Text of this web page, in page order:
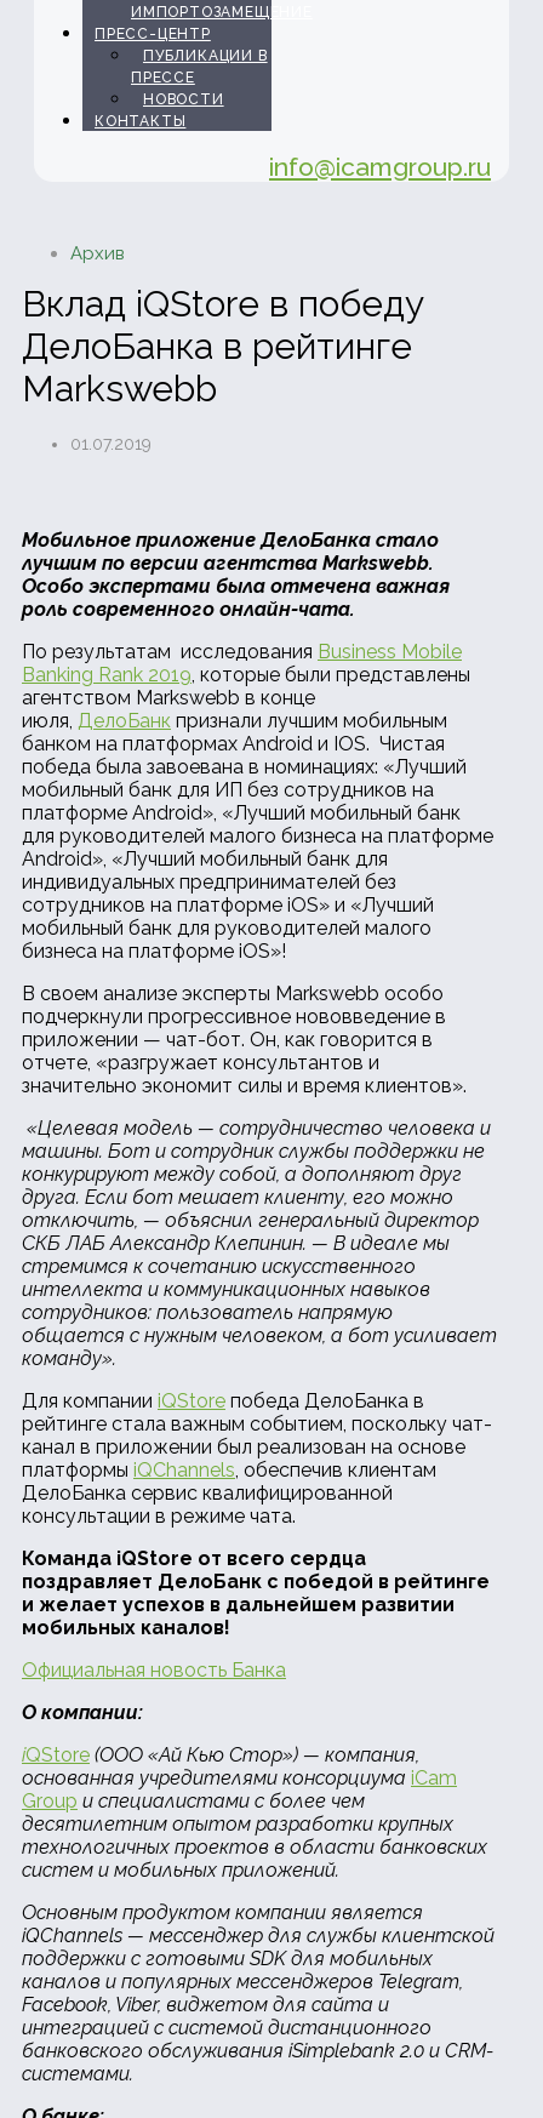
ИМПОРТОЗАМЕЩЕНИЕ
ПРЕСС-ЦЕНТР
ПУБЛИКАЦИИ В
ПРЕССЕ
НОВОСТИ
КОНТАКТЫ
info@icamgroup.ru
Архив
Вклад iQStore в победу
ДелоБанка в рейтинге
Markswebb
01.07.2019
Мобильное приложение ДелоБанка стало
лучшим по версии агентства Markswebb.
Особо экспертами была отмечена важная
роль современного онлайн-чата.
По результатам исследования Business Mobile
Banking Rank 2019, которые были представлены
агентством Markswebb в конце
июля, ДелоБанк признали лучшим мобильным
банком на платформах Android и IOS. Чистая
победа была завоевана в номинациях: «Лучший
мобильный банк для ИП без сотрудников на
платформе Android», «Лучший мобильный банк
для руководителей малого бизнеса на платформе
Android», «Лучший мобильный банк для
индивидуальных предпринимателей без
сотрудников на платформе iOS» и «Лучший
мобильный банк для руководителей малого
бизнеса на платформе iOS»!
В своем анализе эксперты Markswebb особо
подчеркнули прогрессивное нововведение в
приложении — чат-бот. Он, как говорится в
отчете, «разгружает консультантов и
значительно экономит силы и время клиентов».
«Целевая модель — сотрудничество человека и
машины. Бот и сотрудник службы поддержки не
конкурируют между собой, а дополняют друг
друга. Если бот мешает клиенту, его можно
отключить, — объяснил генеральный директор
СКБ ЛАБ Александр Клепинин. — В идеале мы
стремимся к сочетанию искусственного
интеллекта и коммуникационных навыков
сотрудников: пользователь напрямую
общается с нужным человеком, а бот усиливает
команду».
Для компании iQStore победа ДелоБанка в
рейтинге стала важным событием, поскольку чат-
канал в приложении был реализован на основе
платформы iQChannels, обеспечив клиентам
ДелоБанка сервис квалифицированной
консультации в режиме чата.
Команда iQStore от всего сердца
поздравляет ДелоБанк с победой в рейтинге
и желает успехов в дальнейшем развитии
мобильных каналов!
Официальная новость Банка
О компании:
iQStore (ООО «Ай Кью Стор») — компания,
основанная учредителями консорциума iCam
Group и специалистами с более чем
десятилетним опытом разработки крупных
технологичных проектов в области банковских
систем и мобильных приложений.
Основным продуктом компании является
iQChannels — мессенджер для службы клиентской
поддержки с готовыми SDK для мобильных
каналов и популярных мессенджеров Telegram,
Facebook, Viber, виджетом для сайта и
интеграцией с системой дистанционного
банковского обслуживания iSimplebank 2.0 и CRM-
системами.